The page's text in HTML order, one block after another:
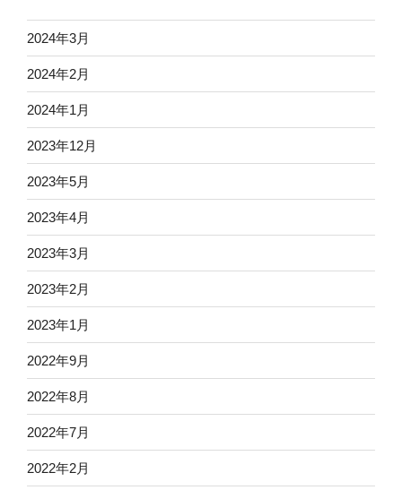
カ
デ
の
2024年3月
2024年2月
2024年1月
2023年12月
2023年5月
2023年4月
2023年3月
2023年2月
2023年1月
2022年9月
2022年8月
2022年7月
2022年2月